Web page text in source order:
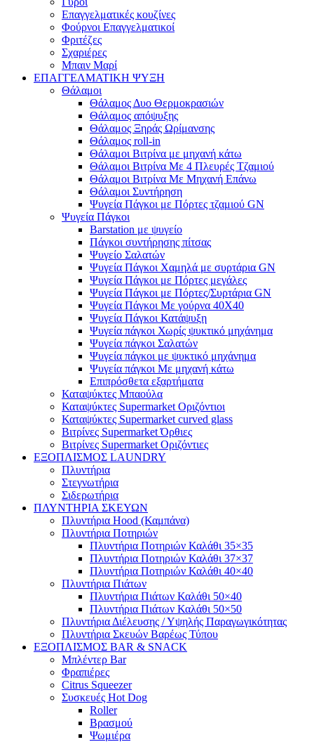
Επαγγελματικές κουζίνες
Φούρνοι Επαγγελματικοί
Φριτέζες
Σχαριέρες
Μπαιν Μαρί
ΕΠΑΓΓΕΛΜΑΤΙΚΗ ΨΥΞΗ
Θάλαμοι
Θάλαμος Δυο Θερμοκρασιών
Θάλαμος απόψυξης
Θάλαμος Ξηράς Ωρίμανσης
Θάλαμος roll-in
Θάλαμοι Βιτρίνα με μηχανή κάτω
Θάλαμοι Βιτρίνα Με 4 Πλευρές Τζαμιού
Θάλαμοι Βιτρίνα Με Μηχανή Επάνω
Θάλαμοι Συντήρηση
Ψυγεία Πάγκοι με Πόρτες τζαμιού GN
Ψυγεία Πάγκοι
Barstation με ψυγείο
Πάγκοι συντήρησης πίτσας
Ψυγείο Σαλατών
Ψυγεία Πάγκοι Χαμηλά με συρτάρια GN
Ψυγεία Πάγκοι με Πόρτες μεγάλες
Ψυγεία Πάγκοι με Πόρτες/Συρτάρια GN
Ψυγεία Πάγκοι Με γούρνα 40Χ40
Ψυγεία Πάγκοι Κατάψυξη
Ψυγεία πάγκοι Χωρίς ψυκτικό μηχάνημα
Ψυγεία πάγκοι Σαλατών
Ψυγεία πάγκοι με ψυκτικό μηχάνημα
Ψυγεία πάγκοι Με μηχανή κάτω
Επιπρόσθετα εξαρτήματα
Καταψύκτες Μπαούλα
Καταψύκτες Supermarket Οριζόντιοι
Καταψύκτες Supermarket curved glass
Βιτρίνες Supermarket Όρθιες
Βιτρίνες Supermarket Οριζόντιες
ΕΞΟΠΛΙΣΜΟΣ LAUNDRY
Πλυντήρια
Στεγνωτήρια
Σιδερωτήρια
ΠΛΥΝΤΗΡΙΑ ΣΚΕΥΩΝ
Πλυντήρια Hood (Καμπάνα)
Πλυντήρια Ποτηριών
Πλυντήρια Ποτηριών Καλάθι 35×35
Πλυντήρια Ποτηριών Καλάθι 37×37
Πλυντήρια Ποτηριών Καλάθι 40×40
Πλυντήρια Πιάτων
Πλυντήρια Πιάτων Καλάθι 50×40
Πλυντήρια Πιάτων Καλάθι 50×50
Πλυντήρια Διέλευσης / Υψηλής Παραγωγικότητας
Πλυντήρια Σκευών Βαρέως Τύπου
ΕΞΟΠΛΙΣΜΟΣ BAR & SNACK
Μπλέντερ Bar
Φραπιέρες
Citrus Squeezer
Συσκευές Hot Dog
Roller
Βρασμού
Ψωμιέρα